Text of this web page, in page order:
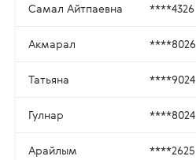
Самал Айтпаевна ****4326
Акмарал ****8026
Татьяна ****9024
Гулнар ****8024
Арайлым ****2625